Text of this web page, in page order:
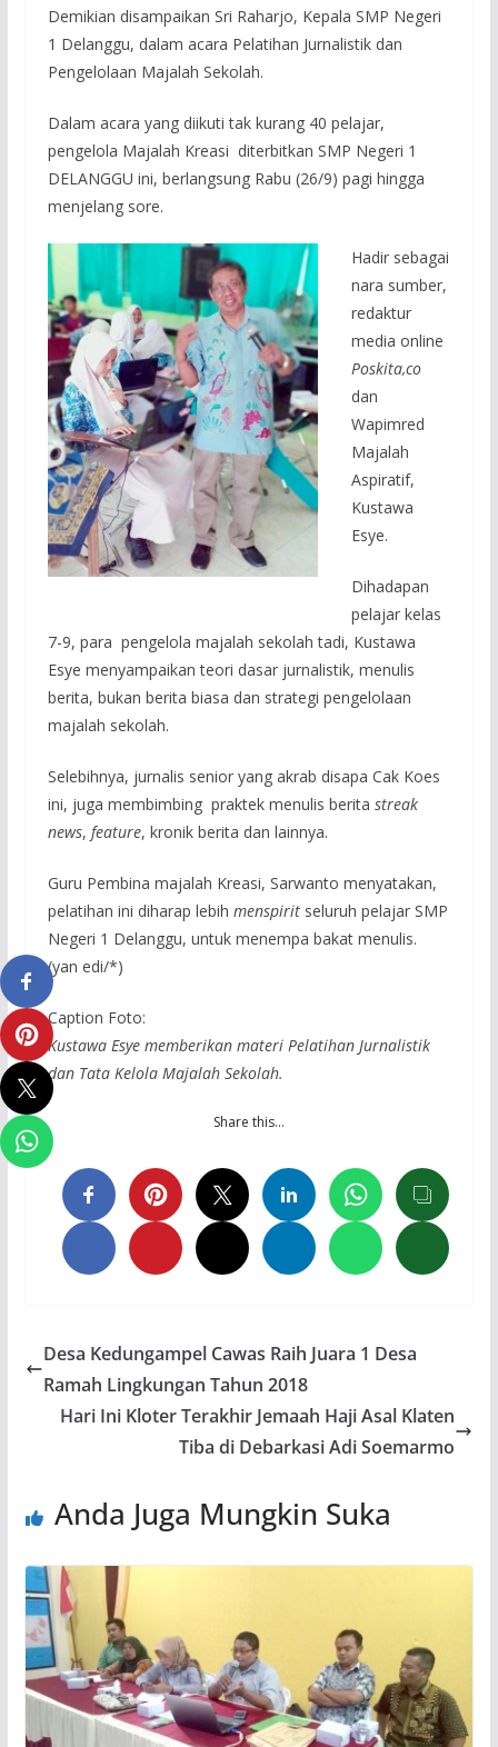
Demikian disampaikan Sri Raharjo, Kepala SMP Negeri
1 Delanggu, dalam acara Pelatihan Jurnalistik dan
Pengelolaan Majalah Sekolah.
Dalam acara yang diikuti tak kurang 40 pelajar,
pengelola Majalah Kreasi diterbitkan SMP Negeri 1
DELANGGU ini, berlangsung Rabu (26/9) pagi hingga
menjelang sore.
Hadir sebagai
nara sumber,
redaktur
media online
Poskita,co
dan
Wapimred
Majalah
Aspiratif,
Kustawa
Esye.
Dihadapan
pelajar kelas
7-9, para pengelola majalah sekolah tadi, Kustawa
Esye menyampaikan teori dasar jurnalistik, menulis
berita, bukan berita biasa dan strategi pengelolaan
majalah sekolah.
Selebihnya, jurnalis senior yang akrab disapa Cak Koes
ini, juga membimbing praktek menulis berita streak
news, feature, kronik berita dan lainnya.
Guru Pembina majalah Kreasi, Sarwanto menyatakan,
pelatihan ini diharap lebih menspiritseluruh pelajar SMP
Negeri 1 Delanggu, untuk menempa bakat menulis.
(yan edi/*)
Caption Foto:
Kustawa Esye memberikan materi Pelatihan Jurnalistik
dan Tata Kelola Majalah Sekolah.
Share this…
Desa Kedungampel Cawas Raih Juara 1 Desa
Ramah Lingkungan Tahun 2018
Hari Ini Kloter Terakhir Jemaah Haji Asal Klaten
Tiba di Debarkasi Adi Soemarmo
Anda Juga Mungkin Suka